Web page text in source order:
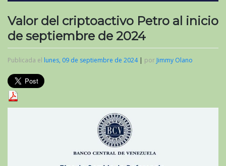
Valor del criptoactivo Petro al inicio
de septiembre de 2024
Publicada el lunes, 09 de septiembre de 2024| por Jimmy Olano